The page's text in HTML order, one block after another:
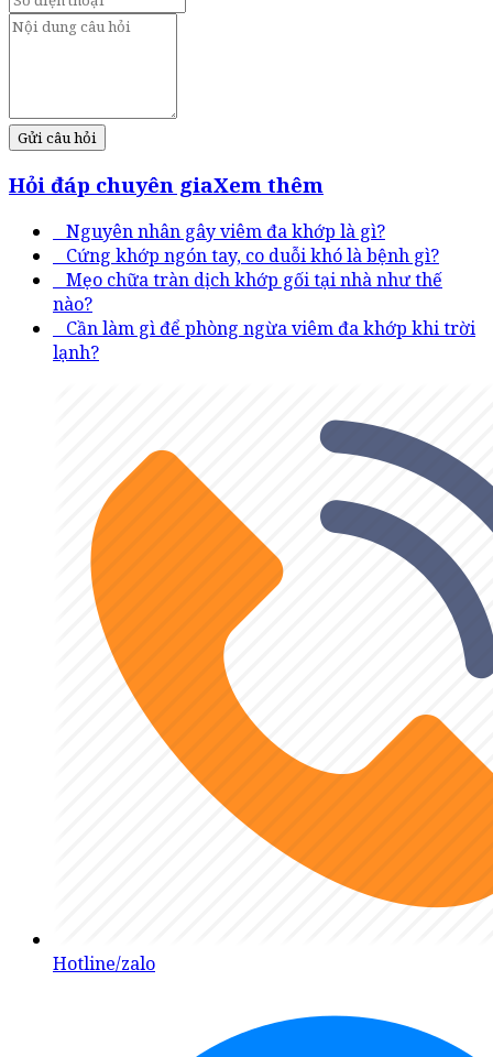
Gửi câu hỏi
Hỏi đáp chuyên giaXem thêm
Nguyên nhân gây viêm đa khớp là gì?
Cứng khớp ngón tay, co duỗi khó là bệnh gì?
Mẹo chữa tràn dịch khớp gối tại nhà như thế
nào?
Cần làm gì để phòng ngừa viêm đa khớp khi trời
lạnh?
Hotline/zalo